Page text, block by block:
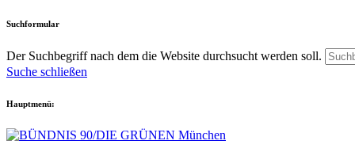
Suchformular
Der Suchbegriff nach dem die Website durchsucht werden soll.
Suche schließen
Hauptmenü: